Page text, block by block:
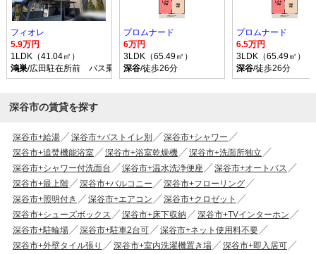
フィオレ
5.9万円
1LDK（41.04㎡）
鴻巣/広田駐在所前 バス乗車時間23分 停歩7分
プロムナード
6万円
3LDK（65.49㎡）
深谷/徒歩26分
プロムナード
6.5万円
3LDK（65.49㎡）
深谷/徒歩26分
深谷市の賃貸を探す
深谷市+給湯 深谷市+バストイレ別
深谷市+シャワー
深谷市+追焚機能浴室
深谷市+浴室乾燥機
深谷市+洗面所独立
深谷市+シャワー付洗面台
深谷市+温水洗浄便座
深谷市+オートバス
深谷市+最上階
深谷市+バルコニー
深谷市+フローリング
深谷市+照明付き
深谷市+エアコン
深谷市+クロゼット
深谷市+シューズボックス
深谷市+床下収納
深谷市+TVインターホン
深谷市+駐輪場
深谷市+駐車2台可
深谷市+ネット使用料不要
深谷市+外壁タイル張り
深谷市+室内洗濯機置き場
深谷市+即入居可